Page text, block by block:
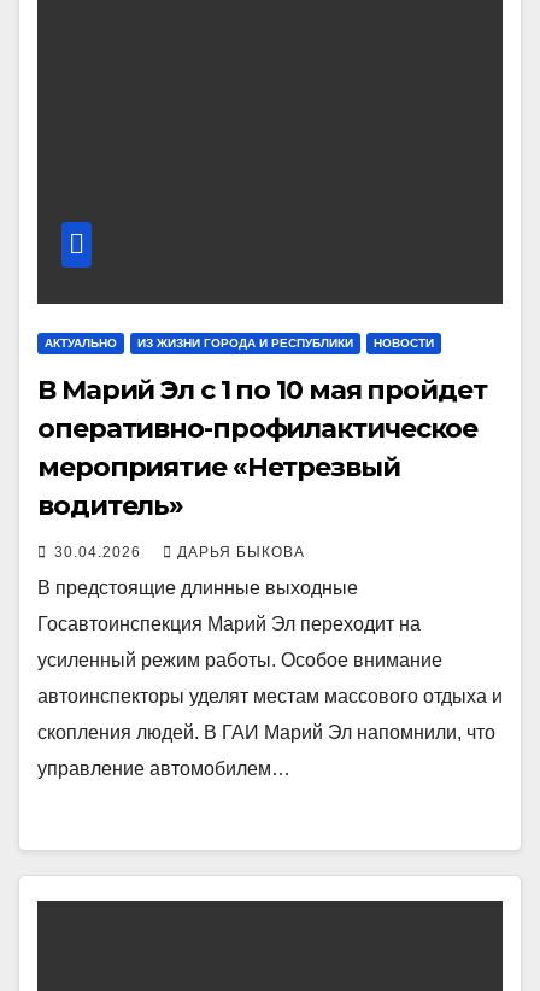
АКТУАЛЬНО ИЗ ЖИЗНИ ГОРОДА И РЕСПУБЛИКИ НОВОСТИ
В Марий Эл с 1 по 10 мая пройдет
оперативно-профилактическое
мероприятие «Нетрезвый
водитель»
30.04.2026 ДАРЬЯ БЫКОВА
В предстоящие длинные выходные
Госавтоинспекция Марий Эл переходит на
усиленный режим работы. Особое внимание
автоинспекторы уделят местам массового отдыха и
скопления людей. В ГАИ Марий Эл напомнили, что
управление автомобилем…